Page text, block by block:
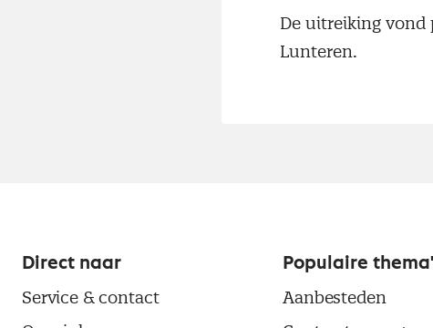
De uitreiking vond
Lunteren.
Direct naar
Service & contact
Populaire
Aanbesteden